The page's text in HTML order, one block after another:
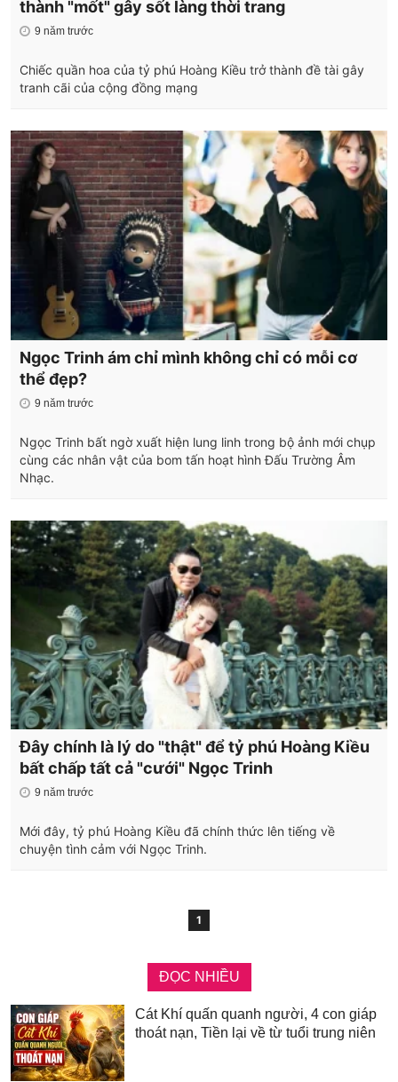
thành "mốt" gây sốt làng thời trang
9 năm trước
Chiếc quần hoa của tỷ phú Hoàng Kiều trở thành đề tài gây
tranh cãi của cộng đồng mạng
Ngọc Trinh ám chỉ mình không chỉ có mỗi cơ
thể đẹp?
9 năm trước
Ngọc Trinh bất ngờ xuất hiện lung linh trong bộ ảnh mới chụp
cùng các nhân vật của bom tấn hoạt hình Đấu Trường Âm
Nhạc.
Đây chính là lý do "thật" để tỷ phú Hoàng Kiều
bất chấp tất cả "cưới" Ngọc Trinh
9 năm trước
Mới đây, tỷ phú Hoàng Kiều đã chính thức lên tiếng về
chuyện tình cảm với Ngọc Trinh.
1
ĐỌC NHIỀU
Cát Khí quấn quanh người, 4 con giáp
thoát nạn, Tiền lại về từ tuổi trung niên